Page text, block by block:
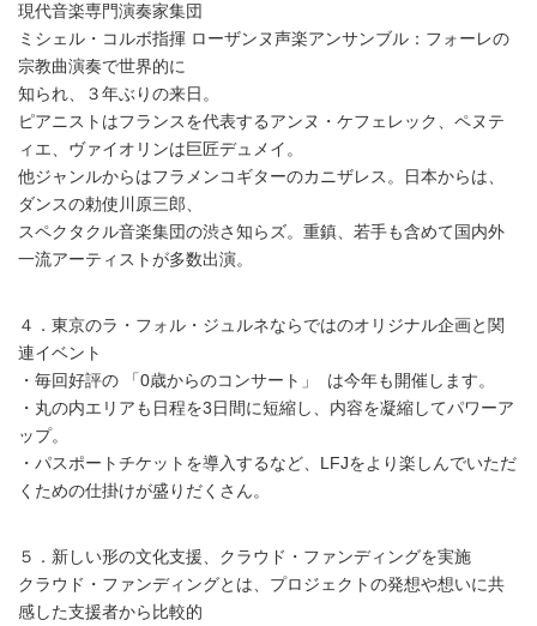
現代音楽専門演奏家集団
ミシェル・コルボ指揮 ローザンヌ声楽アンサンブル：フォーレの
宗教曲演奏で世界的に
知られ、３年ぶりの来日。
ピアニストはフランスを代表するアンヌ・ケフェレック、ペヌテ
ィエ、ヴァイオリンは巨匠デュメイ。
他ジャンルからはフラメンコギターのカニザレス。日本からは、
ダンスの勅使川原三郎、
スペクタクル音楽集団の渋さ知らズ。重鎮、若手も含めて国内外
一流アーティストが多数出演。
４．東京のラ・フォル・ジュルネならではのオリジナル企画と関
連イベント
・毎回好評の 「0歳からのコンサート」 は今年も開催します。
・丸の内エリアも日程を3日間に短縮し、内容を凝縮してパワーア
ップ。
・パスポートチケットを導入するなど、LFJをより楽しんでいただ
くための仕掛けが盛りだくさん。
５．新しい形の文化支援、クラウド・ファンディングを実施
クラウド・ファンディングとは、プロジェクトの発想や想いに共
感した支援者から比較的